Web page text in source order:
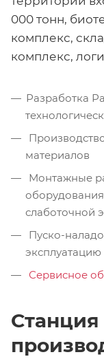
000 тонн,
комплекс,
комплекс,
Разработка
материалов
Монтажные
слаботочной
Пуско-
эксплуатацию
Сервисное
Станция